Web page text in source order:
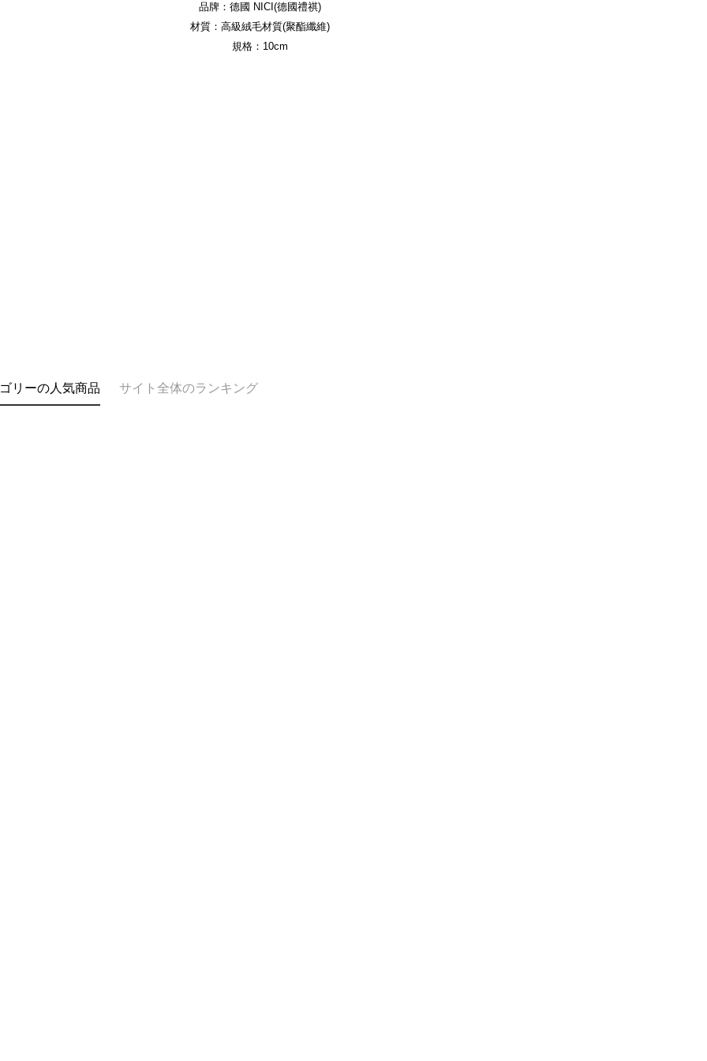
品牌：德國 NICI(德國禮祺)
材質：高級絨毛材質(聚酯纖維)
規格：10cm
リーの人気商品 サイト全体のランキング